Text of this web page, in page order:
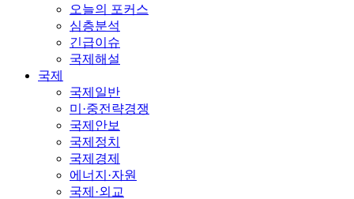
오늘의 포커스
심층분석
긴급이슈
국제해설
국제
국제일반
미·중전략경쟁
국제안보
국제정치
국제경제
에너지·자원
국제·외교